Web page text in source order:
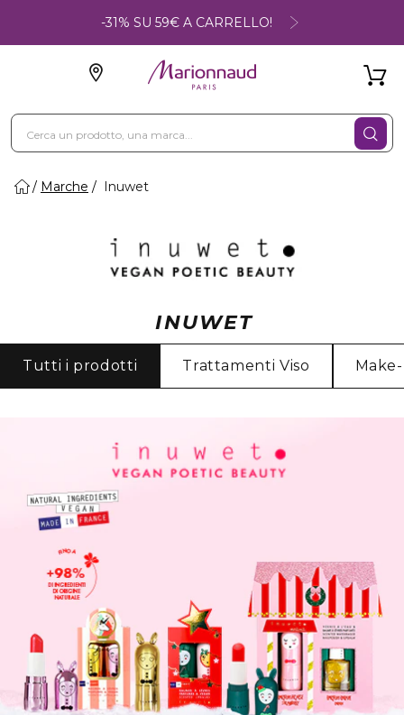
-31% SU 59€ A CARRELLO!
Marche Inuwet
INUWET
Tutti i prodotti Trattamenti Viso